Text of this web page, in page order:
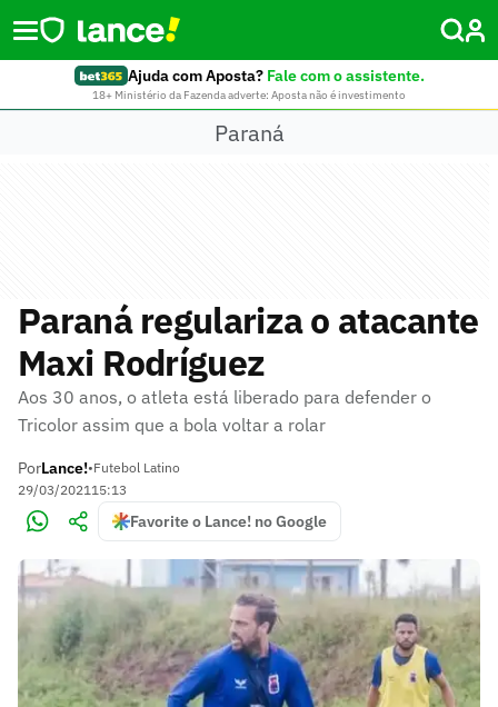
Ajuda com Aposta? Fale com o assistente.
18+ Ministério da Fazenda adverte: Aposta não é investimento
Paraná
Paraná regulariza o atacante
Maxi Rodríguez
Aos 30 anos, o atleta está liberado para defender o
Tricolor assim que a bola voltar a rolar
PorLance!•Futebol Latino
29/03/202115:13
Favorite o Lance! no Google